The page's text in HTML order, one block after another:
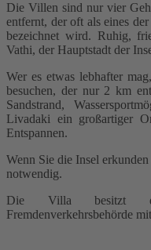
Die Villen sind nur vier
entfernt, der oft als eines
bezeichnet wird. Ruhig,
Vathi, der Hauptstadt der
Wer es etwas lebhafter
besuchen, der nur 2 km
Sandstrand,
Livadaki ein großartiger
Entspannen.
Wenn Sie die Insel
notwendig.
Die Villa besitzt
Fremdenverkehrsbehörde